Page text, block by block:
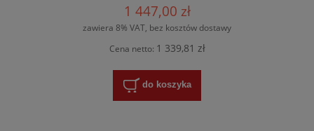
1 447,00 zł
zawiera 8% VAT, bez kosztów dostawy
Cena netto: 1 339,81 zł
do koszyka